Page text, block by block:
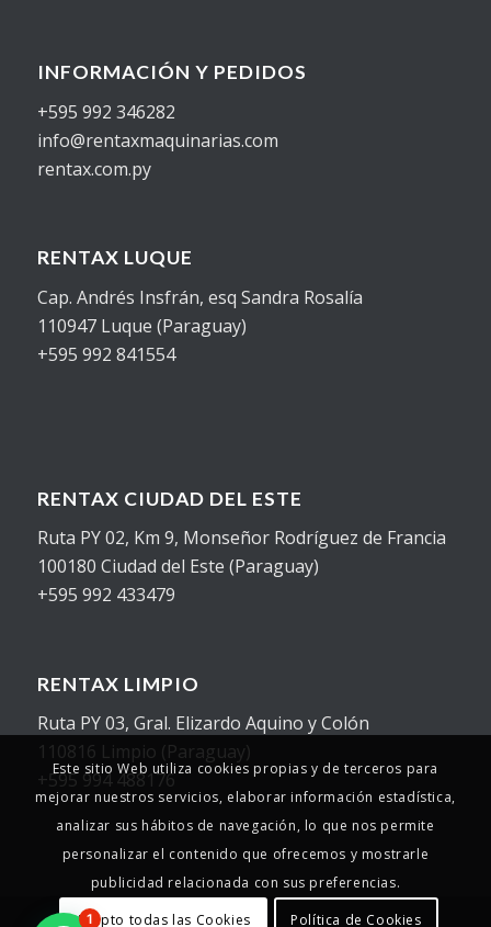
INFORMACIÓN Y PEDIDOS
+595 992 346282
info@rentaxmaquinarias.com
rentax.com.py
RENTAX LUQUE
Cap. Andrés Insfrán, esq Sandra Rosalía
110947 Luque (Paraguay)
+595 992 841554
RENTAX CIUDAD DEL ESTE
Ruta PY 02, Km 9, Monseñor Rodríguez de Francia
100180 Ciudad del Este (Paraguay)
+595 992 433479
RENTAX LIMPIO
Ruta PY 03, Gral. Elizardo Aquino y Colón
110816 Limpio (Paraguay)
+595 994 488176
Este sitio Web utiliza cookies propias y de terceros para
mejorar nuestros servicios, elaborar información estadística,
analizar sus hábitos de navegación, lo que nos permite
personalizar el contenido que ofrecemos y mostrarle
publicidad relacionada con sus preferencias.
Acepto todas las Cookies Política de Cookies
1